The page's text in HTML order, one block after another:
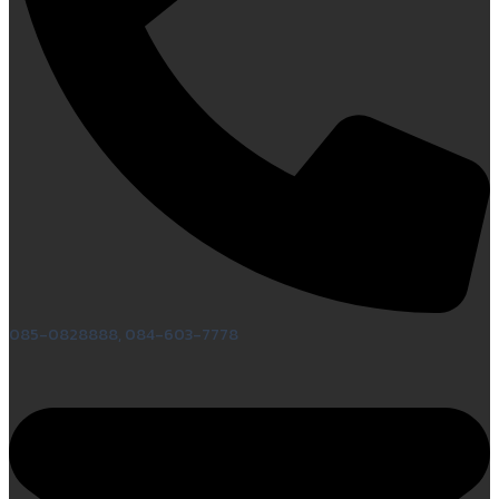
085-0828888, 084-603-7778